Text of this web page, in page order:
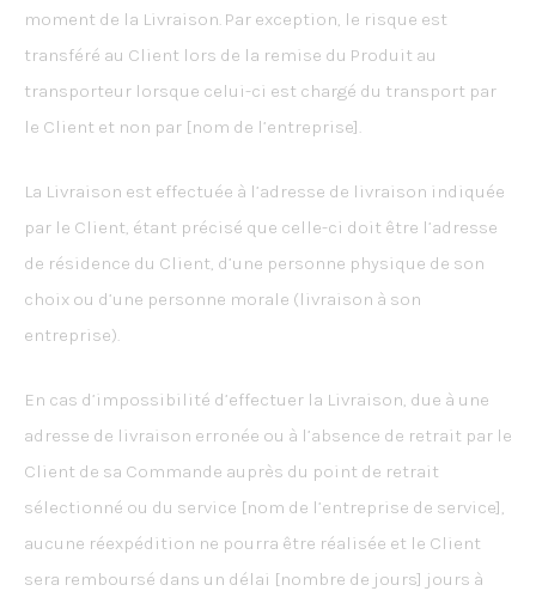
moment de la Livraison. Par exception, le risque est
transféré au Client lors de la remise du Produit au
transporteur lorsque celui-ci est chargé du transport par
le Client et non par [nom de l’entreprise].
La Livraison est effectuée à l’adresse de livraison indiquée
par le Client, étant précisé que celle-ci doit être l’adresse
de résidence du Client, d’une personne physique de son
choix ou d’une personne morale (livraison à son
entreprise).
En cas d’impossibilité d’effectuer la Livraison, due à une
adresse de livraison erronée ou à l’absence de retrait par le
Client de sa Commande auprès du point de retrait
sélectionné ou du service [nom de l’entreprise de service],
aucune réexpédition ne pourra être réalisée et le Client
sera remboursé dans un délai [nombre de jours] jours à